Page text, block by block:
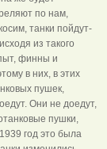
по нам,
танки пойдут-
из такого
финны и
в них, в этих
пушек,
Они не доедут,
пушки,
год это была